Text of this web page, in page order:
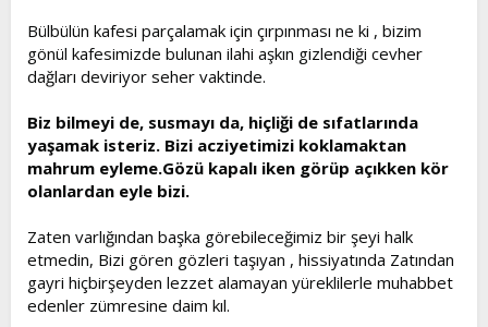
Bülbülün kafesi parçalamak için çırpınması ne ki , bizim
gönül kafesimizde bulunan ilahi aşkın gizlendiği cevher
dağları deviriyor seher vaktinde.
Biz bilmeyi de, susmayı da, hiçliği de sıfatlarında
yaşamak isteriz. Bizi acziyetimizi koklamaktan
mahrum eyleme.Gözü kapalı iken görüp açıkken kör
olanlardan eyle bizi.
Zaten varlığından başka görebileceğimiz bir şeyi halk
etmedin, Bizi gören gözleri taşıyan , hissiyatında Zatından
gayri hiçbirşeyden lezzet alamayan yüreklilerle muhabbet
edenler zümresine daim kıl.